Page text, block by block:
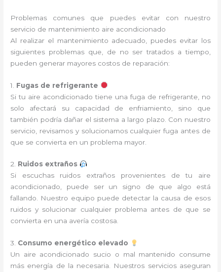
Problemas comunes que puedes evitar con nuestro
servicio de mantenimiento aire acondicionado
Al realizar el mantenimiento adecuado, puedes evitar los
siguientes problemas que, de no ser tratados a tiempo,
pueden generar mayores costos de reparación:
1. Fugas de refrigerante
Si tu aire acondicionado tiene una fuga de refrigerante, no
solo afectará su capacidad de enfriamiento, sino que
también podría dañar el sistema a largo plazo. Con nuestro
servicio, revisamos y solucionamos cualquier fuga antes de
que se convierta en un problema mayor.
2. Ruidos extraños
Si escuchas ruidos extraños provenientes de tu aire
acondicionado, puede ser un signo de que algo está
fallando. Nuestro equipo puede detectar la causa de esos
ruidos y solucionar cualquier problema antes de que se
convierta en una avería costosa.
3. Consumo energético elevado
Un aire acondicionado sucio o mal mantenido consume
más energía de la necesaria. Nuestros servicios aseguran